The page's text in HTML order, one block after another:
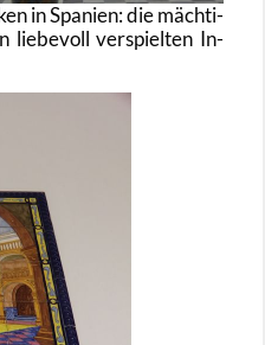
in Spa­ni­en: die mäch­ti­
lie­be­voll ver­spiel­ten In­